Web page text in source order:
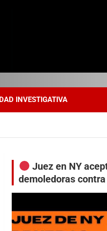
INVESTIGATIVA
Juez en NY
demoledoras